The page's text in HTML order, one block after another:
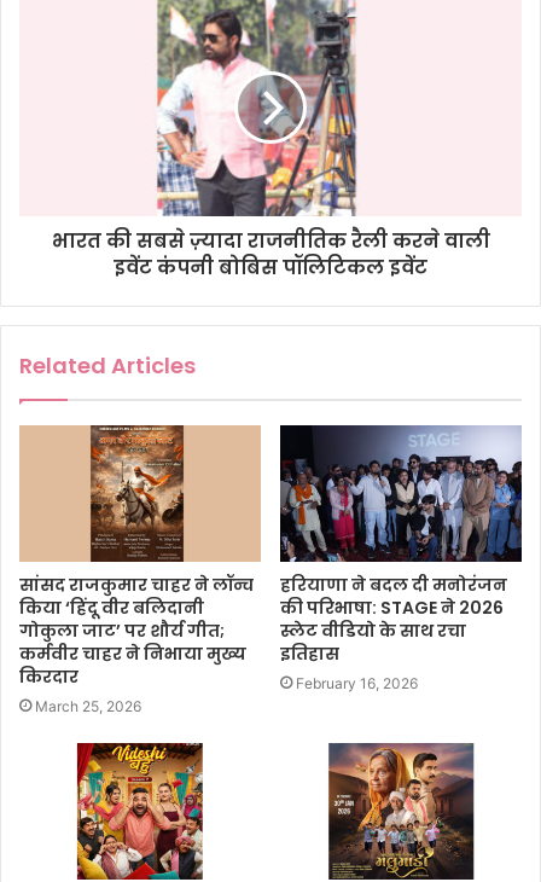
भारत की सबसे ज़्यादा राजनीतिक रैली करने वाली
इवेंट कंपनी बोबिस पॉलिटिकल इवेंट
Related Articles
सांसद राजकुमार चाहर ने लॉन्च
किया ‘हिंदू वीर बलिदानी
गोकुला जाट’ पर शौर्य गीत;
कर्मवीर चाहर ने निभाया मुख्य
किरदार
March 25, 2026
हरियाणा ने बदल दी मनोरंजन
की परिभाषा: STAGE ने 2026
स्लेट वीडियो के साथ रचा
इतिहास
February 16, 2026